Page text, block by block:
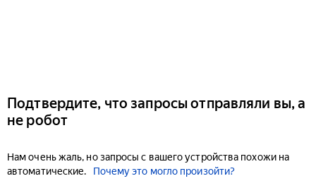
Подтвердите, что запросы отправляли вы, а
не робот
Нам очень жаль, но запросы с вашего устройства похожи на
автоматические.
Почему это могло произойти?